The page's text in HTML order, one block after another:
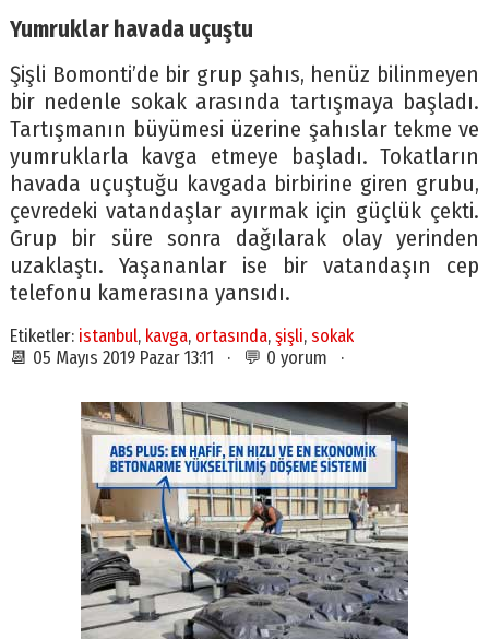
Yumruklar havada uçuştu
Şişli Bomonti’de bir grup şahıs, henüz bilinmeyen
bir nedenle sokak arasında tartışmaya başladı.
Tartışmanın büyümesi üzerine şahıslar tekme ve
yumruklarla kavga etmeye başladı. Tokatların
havada uçuştuğu kavgada birbirine giren grubu,
çevredeki vatandaşlar ayırmak için güçlük çekti.
Grup bir süre sonra dağılarak olay yerinden
uzaklaştı. Yaşananlar ise bir vatandaşın cep
telefonu kamerasına yansıdı.
Etiketler: istanbul, kavga, ortasında, şişli, sokak
📆 05 Mayıs 2019 Pazar 13:11 · 💬 0 yorum ·